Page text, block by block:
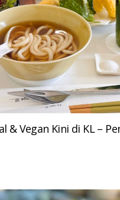
& Vegan Kini di KL –